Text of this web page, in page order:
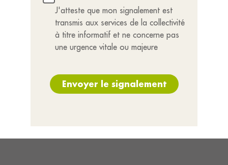
J'atteste que mon signalement est
transmis aux services de la collectivité
à titre informatif et ne concerne pas
une urgence vitale ou majeure
Envoyer le signalement